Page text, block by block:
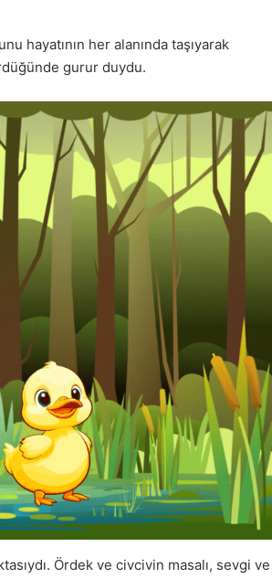
hayatının her alanında taşıyarak
gurur duydu.
Ördek ve civcivin masalı, sevgi ve